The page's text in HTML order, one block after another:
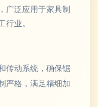
广泛应用于家具制
业。
传动系统，确保锯
严格，满足精细加